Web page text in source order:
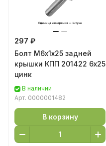
297 ₽
Болт М6х1х25 задней
крышки КПП 201422 6х25
цинк
В наличии
Арт. 0000001482
В корзину